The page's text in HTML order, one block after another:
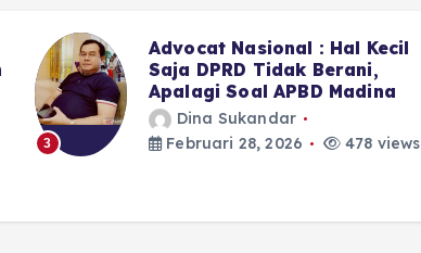
3
Advocat Nasional : Hal Kecil
Saja DPRD Tidak Berani,
Apalagi Soal APBD Madina
Dina Sukandar
Februari 28, 2026
478 views